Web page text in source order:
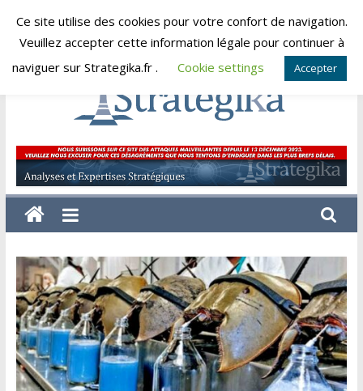
Skip
vendredi, août 7, 2026
Strategika
Expertise
et
Analyses
Ce site utilise des cookies pour votre confort de navigation.
Veuillez accepter cette information légale pour continuer à
naviguer sur Strategika.fr .
Cookie settings Accepter